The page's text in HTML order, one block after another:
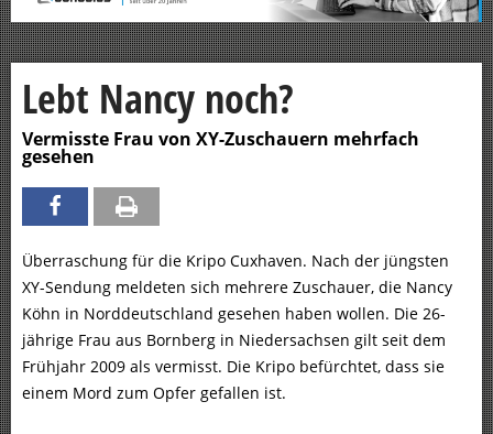
Lebt Nancy noch?
Vermisste Frau von XY-Zuschauern mehrfach
gesehen
Überraschung für die Kripo Cuxhaven. Nach der jüngsten
XY-Sendung meldeten sich mehrere Zuschauer, die Nancy
Köhn in Norddeutschland gesehen haben wollen. Die 26-
jährige Frau aus Bornberg in Niedersachsen gilt seit dem
Frühjahr 2009 als vermisst. Die Kripo befürchtet, dass sie
einem Mord zum Opfer gefallen ist.